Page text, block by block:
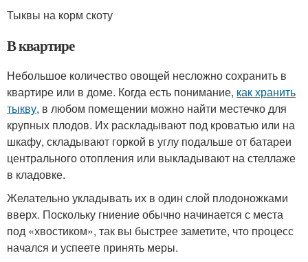
Тыквы на корм скоту
В квартире
Небольшое количество овощей несложно сохранить в
квартире или в доме. Когда есть понимание, как хранить
тыкву, в любом помещении можно найти местечко для
крупных плодов. Их раскладывают под кроватью или на
шкафу, складывают горкой в углу подальше от батареи
центрального отопления или выкладывают на стеллаже
в кладовке.
Желательно укладывать их в один слой плодоножками
вверх. Поскольку гниение обычно начинается с места
под «хвостиком», так вы быстрее заметите, что процесс
начался и успеете принять меры.